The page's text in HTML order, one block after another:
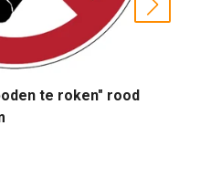
te roken" rood
next